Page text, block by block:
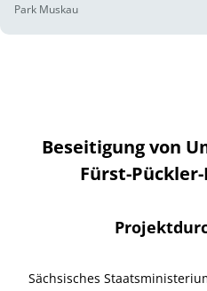
Park Muskau
Beseitigung von
Fürst-
Sächsisches